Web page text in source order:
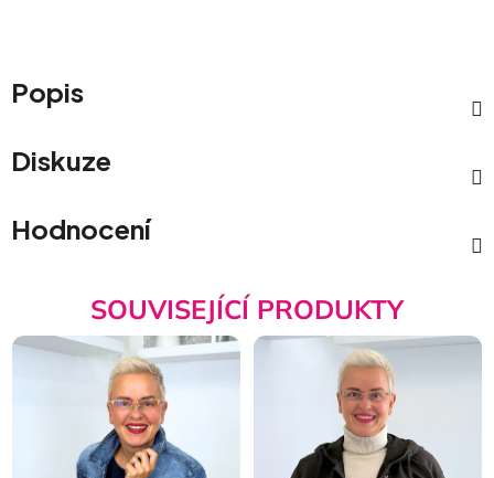
Popis
Diskuze
Hodnocení
SOUVISEJÍCÍ PRODUKTY